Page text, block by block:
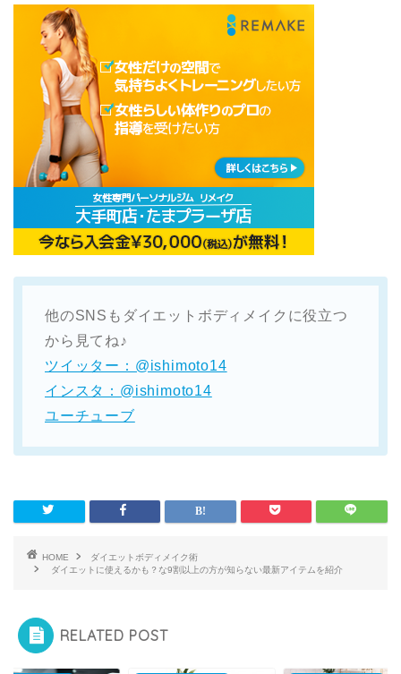
他のSNSもダイエットボディメイクに役立つ
から見てね♪
ツイッター：@ishimoto14
インスタ：@ishimoto14
ユーチューブ
HOME
ダイエットボディメイク術
ダイエットに使えるかも？な9割以上の方が知らない最新アイテムを紹介
RELATED POST